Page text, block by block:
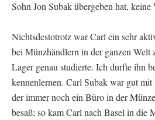
Sohn Jon Subak übergeben hat, keine
Nichtsdestotrotz war Carl ein sehr
bei Münzhändlern in der ganzen Welt
Lager genau studierte. Ich durfte ihn
kennenlernen. Carl Subak war gut mit
der immer noch ein Büro in der
besaß; so kam Carl nach Basel in die